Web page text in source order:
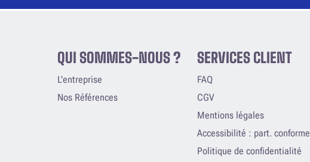
QUI SOMMES-NOUS ?
L'entreprise
Nos Références
SERVICES CLIENT
FAQ
CGV
Mentions légales
Accessibilité : part. conforme
Politique de confidentialité